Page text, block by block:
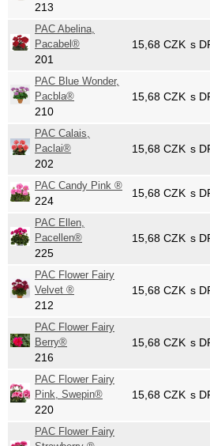
213
PAC Abelina,
Pacabel®
201
15,68 CZK s
PAC Blue Wonder,
Pacbla®
210
15,68 CZK s
PAC Calais,
Paclai®
202
15,68 CZK s
PAC Candy Pink ®
224
15,68 CZK s
PAC Ellen,
Pacellen®
225
15,68 CZK s
PAC Flower Fairy
Velvet ®
212
15,68 CZK s
PAC Flower Fairy
Berry®
216
15,68 CZK s
PAC Flower Fairy
Pink, Swepin®
220
15,68 CZK s
PAC Flower Fairy